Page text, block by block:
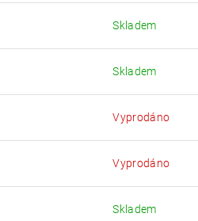
Skladem
Skladem
Vyprodáno
Vyprodáno
Skladem